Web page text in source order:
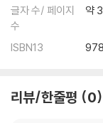
ARMY’s Taste and
Communities of
ARMY and Fan
S Turn Asians
글자 수/ 페이지
수
약
ISBN13
리뷰/한줄평 0